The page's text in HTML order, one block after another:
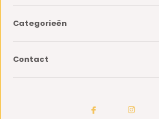
Categorieën
Contact